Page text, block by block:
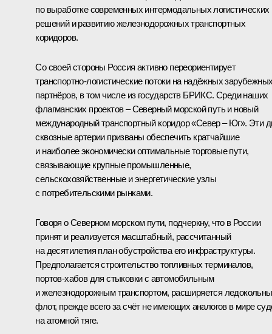
по выработке современных интермодальных логистических
решений и развитию железнодорожных транспортных
коридоров.
Со своей стороны Россия активно переориентирует
транспортно-логистические потоки на надёжных
партнёров, в том числе из государств БРИКС. Среди наших
флагманских проектов – Северный морской путь и новый
международный транспортный коридор «Север – Юг». Эти
сквозные артерии призваны обеспечить кратчайшие
и наиболее экономически оптимальные торговые пути,
связывающие крупные промышленные,
сельскохозяйственные и энергетические узлы
с потребительскими рынками.
Говоря о Северном морском пути, подчеркну, что в России
принят и реализуется масштабный, рассчитанный
на десятилетия план обустройства его инфраструктуры.
Предполагается строительство топливных терминалов,
портов-хабов для стыковки с автомобильным
и железнодорожным транспортом, расширяется
флот, прежде всего за счёт не имеющих аналогов в мире
на атомной тяге.